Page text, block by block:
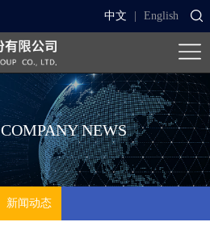
中文 English
COMPANY NEWS
新闻动态